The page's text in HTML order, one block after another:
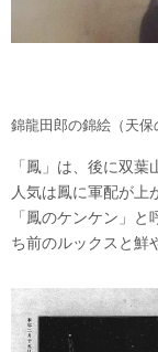
錦龍田郎の錦絵（天保
「鳳」は、後に双
人気は鳳に軍配が上
「鳳のケンケン」
ち前のルックスと鮮